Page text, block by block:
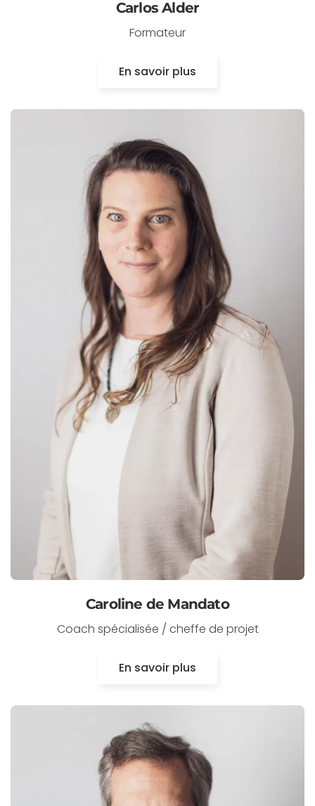
Carlos Alder
Formateur
En savoir plus
Caroline de Mandato
Coach spécialisée / cheffe de projet
En savoir plus